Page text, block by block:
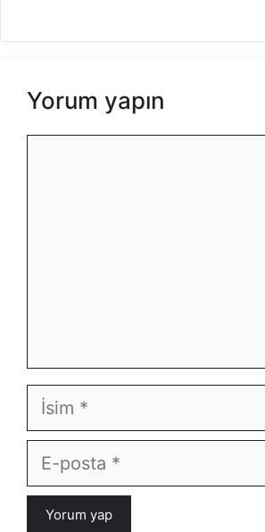
Yorum yapın
İsim
E-
posta